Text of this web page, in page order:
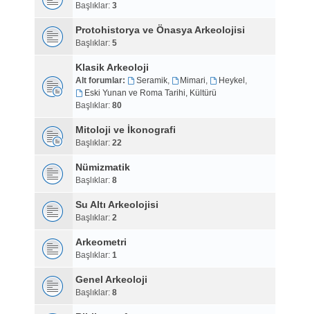
Başlıklar: 3
Protohistorya ve Önasya Arkeolojisi
Başlıklar: 5
Klasik Arkeoloji
Alt forumlar: Seramik, Mimari, Heykel ,
Eski Yunan ve Roma Tarihi, Kültürü
Başlıklar: 80
Mitoloji ve İkonografi
Başlıklar: 22
Nümizmatik
Başlıklar: 8
Su Altı Arkeolojisi
Başlıklar: 2
Arkeometri
Başlıklar: 1
Genel Arkeoloji
Başlıklar: 8